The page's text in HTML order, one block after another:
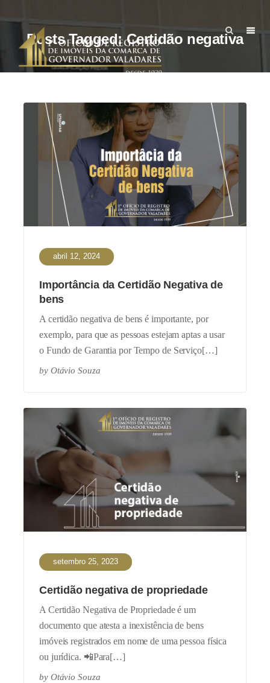
Posts Tagged: Certidão negativa
abril 12, 2024
Importância da Certidão Negativa de
bens
A certidão negativa de bens é importante, por
exemplo, para que as pessoas estejam aptas a usar
o Fundo de Garantia por Tempo de Serviço[…]
by Otávio Souza
setembro 25, 2023
Certidão negativa de propriedade
A Certidão Negativa de Propriedade é um
documento que atesta a inexistência de bens
imóveis registrados em nome de uma pessoa física
ou jurídica. 📲Para[…]
by Otávio Souza